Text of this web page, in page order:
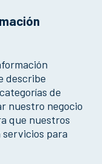
describe
de
nuestro negocio
que nuestros
para